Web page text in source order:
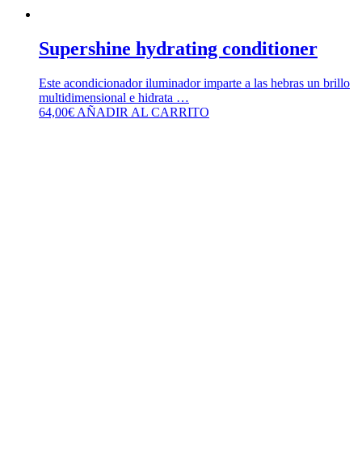
Supershine hydrating conditioner
Este acondicionador iluminador imparte a las hebras un brillo
multidimensional e hidrata …
64,00€ AÑADIR AL CARRITO